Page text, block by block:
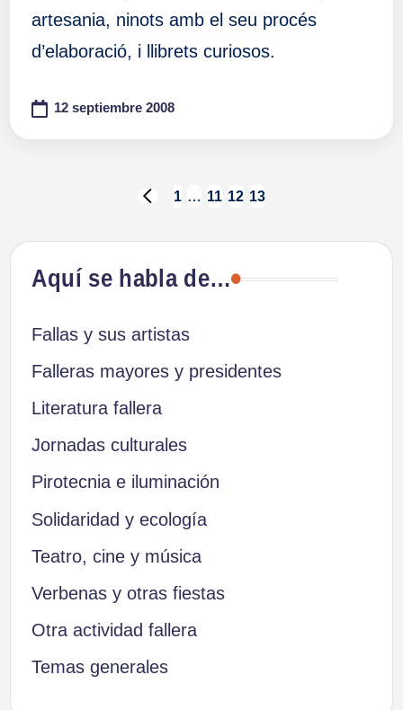
artesania, ninots amb el seu procés
d’elaboració, i llibrets curiosos.
12 septiembre 2008
Paginación
de
entradas
PÁGINA
1 … 11 12 13
Aquí se habla de…
Fallas y sus artistas
Falleras mayores y presidentes
Literatura fallera
Jornadas culturales
Pirotecnia e iluminación
Solidaridad y ecología
Teatro, cine y música
Verbenas y otras fiestas
Otra actividad fallera
Temas generales